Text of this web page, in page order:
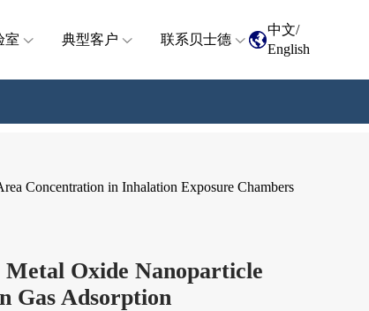
室 典型客户 联系贝士德
中文/
English
Concentration in Inhalation Exposure Chambers
Oxide Nanoparticle
Gas Adsorption